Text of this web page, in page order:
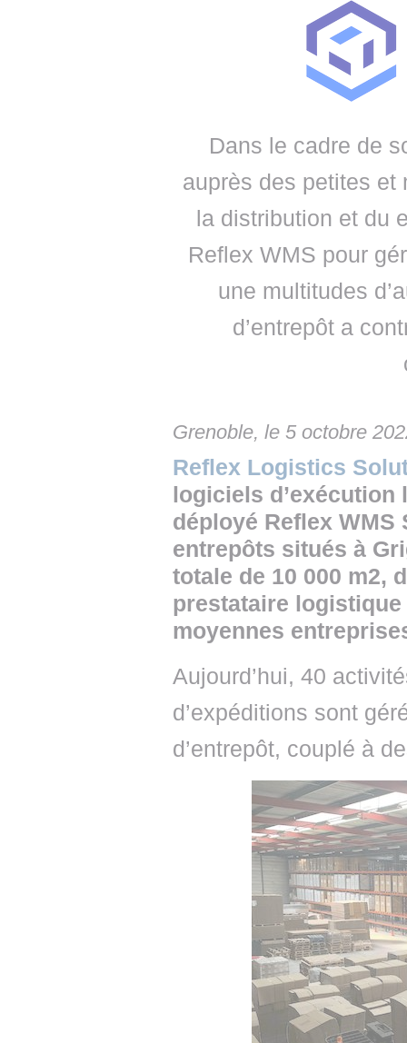
TOUTES LES INTERVIEWS
👉 PRENDRE LA PAROLE
👉 PLANNING EDITORIAL
•
•
•
Dans le cadre de
auprès des petites et
la distribution et du
Reflex WMS pour
une multitudes
d’entrepôt a
Grenoble, le 5 octobre
Reflex Logistics
logiciels d’exécution
déployé Reflex WMS
entrepôts situés à
totale de 10 000 m2,
prestataire
moyennes
Aujourd’hui, 40
d’expéditions sont
d’entrepôt, couplé à